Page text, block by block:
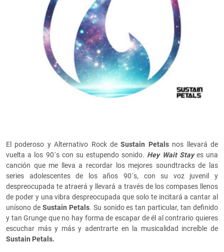
El poderoso y Alternativo Rock deSustain Petalsnos llevará de
vuelta a los 90´s con su estupendo sonido. Hey Wait Stayes una
canción que me lleva a recordar los mejores soundtracks de las
series adolescentes de los años 90´s, con su voz juvenil y
despreocupada te atraerá y llevará a través de los compases llenos
de poder y una vibra despreocupada que solo te incitará a cantar al
unísono de Sustain Petals. Su sonido es tan particular, tan definido
y tan Grunge que no hay forma de escapar de él al contrario quieres
escuchar más y más y adentrarte en la musicalidad increíble de
Sustain Petals.